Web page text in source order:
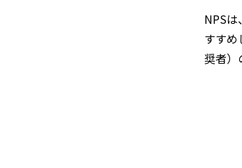
NPS
すすめ
奨者）